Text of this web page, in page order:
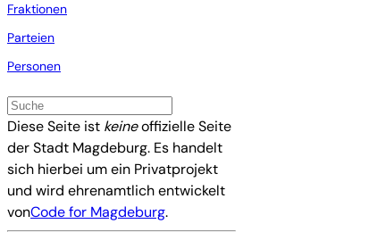
Fraktionen
Parteien
Personen
Diese Seite ist keineoffizielle Seite
der Stadt Magdeburg. Es handelt
sich hierbei um ein Privatprojekt
und wird ehrenamtlich entwickelt
vonCode for Magdeburg.